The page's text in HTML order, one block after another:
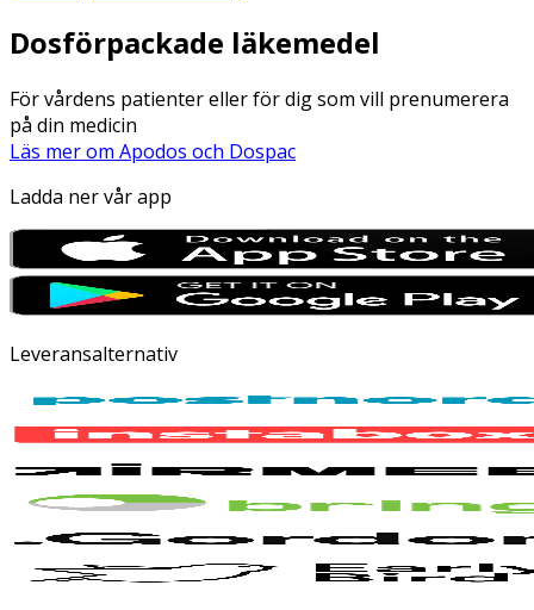
Dosförpackade läkemedel
För vårdens patienter eller för dig som vill prenumerera
på din medicin
Läs mer om Apodos och Dospac
Ladda ner vår app
Leveransalternativ